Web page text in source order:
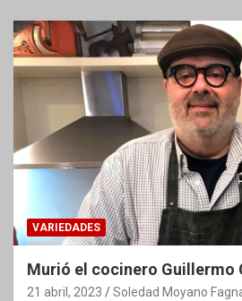
VARIEDADES
Murió el cocinero Guillermo
21 abril, 2023 Soledad Moyano